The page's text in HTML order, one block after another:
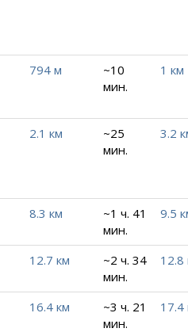
794 м
~10
мин.
1 км
2.1 км
~25
мин.
3.2
8.3 км
~1 ч. 41
мин.
9.5
12.7 км
~2 ч. 34
мин.
12.8
16.4 км
~3 ч. 21
мин.
17.4